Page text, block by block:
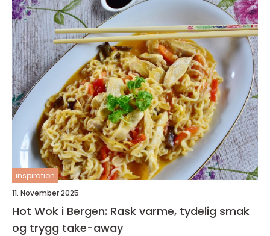
inspiration
11. November 2025
Hot Wok i Bergen: Rask varme, tydelig smak
og trygg take-away